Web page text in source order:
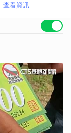
查看資訊